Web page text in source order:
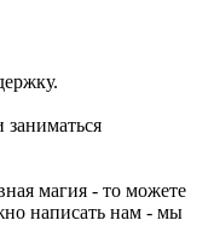
магия - то можете
написать нам - мы